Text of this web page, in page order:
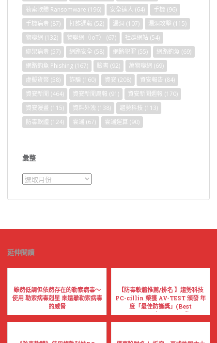
勒索軟體 Ransomware (196) 安全達人 (64) 手機 (96)
手機病毒 (87) 打詐週報 (52) 漏洞 (107) 漏洞攻擊 (115)
物聯網 (132) 物聯網（IoT） (67) 社群網站 (54)
綁架病毒 (57) 網路安全 (58) 網路犯罪 (55) 網路釣魚 (69)
網路釣魚 Phishing (167) 臉書 (92) 萬物聯網 (69)
虛擬貨幣 (58) 詐騙 (160) 資安 (208) 資安報告 (84)
資安新聞 (464) 資安新聞周報 (91) 資安新聞週報 (170)
資安漫畫 (115) 資料外洩 (138) 趨勢科技 (113)
防毒軟體 (124) 雲端 (67) 雲端運算 (90)
彙整
彙
延伸閱讀
雖然低調但依然存在的勒索病毒～
使用 勒索病毒剋星 來遠離勒索病毒
的威脅
【防毒軟體推薦/排名 】趨勢科技
PC-cillin 榮獲 AV-TEST 頒發 年
度「最佳防護獎」(Best
Protection Award)